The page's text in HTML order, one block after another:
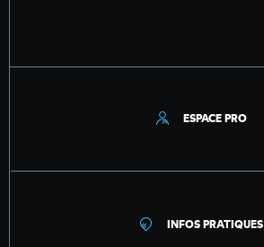
ESPACE PRO
INFOS PRATIQUES